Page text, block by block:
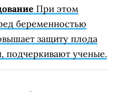
При этом
беременностью
защиту плода
подчеркивают ученые.